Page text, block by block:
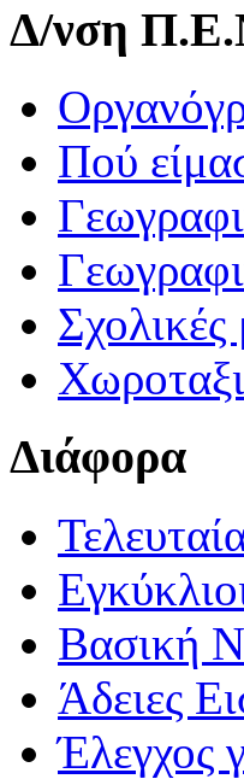
Δ/νση
Πού
Σχολικές
Διάφορα
Βασική
Άδειες
Έλεγχος